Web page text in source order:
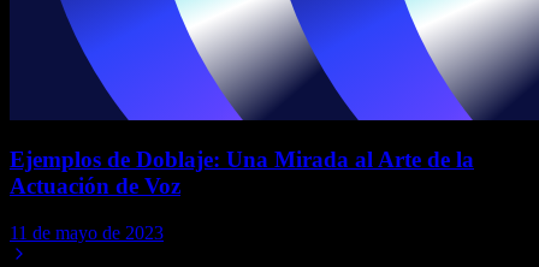
Ejemplos de Doblaje: Una Mirada al Arte de la
Actuación de Voz
11 de mayo de 2023